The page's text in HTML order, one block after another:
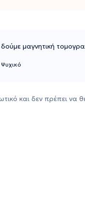
μαγνητική
και δεν πρέπει